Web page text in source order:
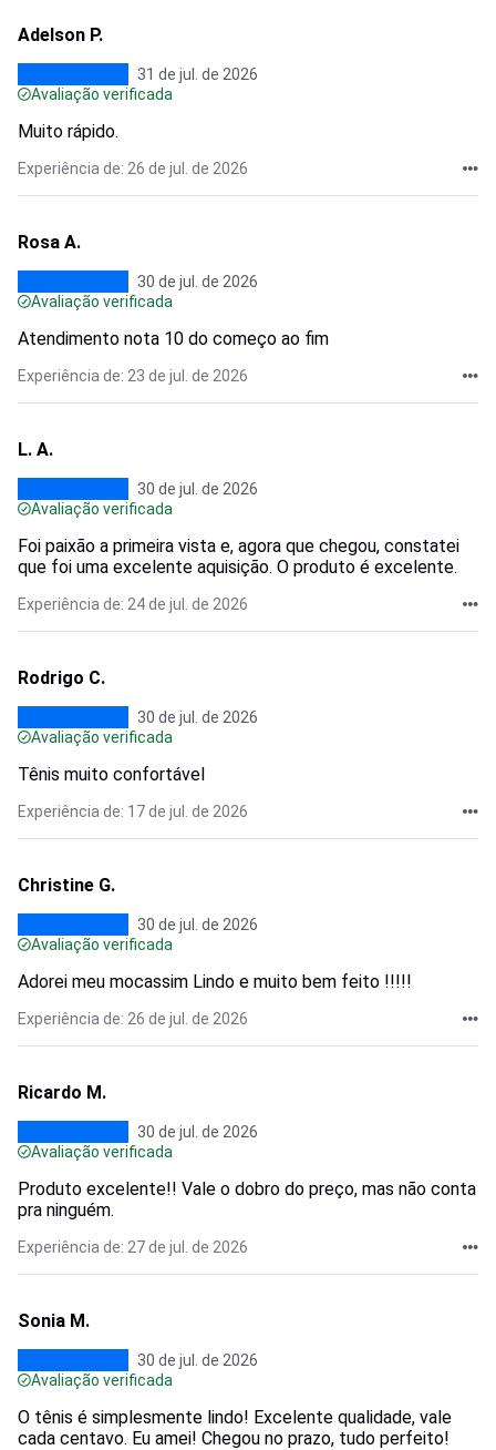
Adelson P.
31 de jul. de 2026
Avaliação verificada
Muito rápido.
Experiência de: 26 de jul. de 2026
Rosa A.
30 de jul. de 2026
Avaliação verificada
Atendimento nota 10 do começo ao fim
Experiência de: 23 de jul. de 2026
L. A.
30 de jul. de 2026
Avaliação verificada
Foi paixão a primeira vista e, agora que chegou, constatei
que foi uma excelente aquisição. O produto é excelente.
Experiência de: 24 de jul. de 2026
Rodrigo C.
30 de jul. de 2026
Avaliação verificada
Tênis muito confortável
Experiência de: 17 de jul. de 2026
Christine G.
30 de jul. de 2026
Avaliação verificada
Adorei meu mocassim Lindo e muito bem feito !!!!!
Experiência de: 26 de jul. de 2026
Ricardo M.
30 de jul. de 2026
Avaliação verificada
Produto excelente!! Vale o dobro do preço, mas não conta
pra ninguém.
Experiência de: 27 de jul. de 2026
Sonia M.
30 de jul. de 2026
Avaliação verificada
O tênis é simplesmente lindo! Excelente qualidade, vale
cada centavo. Eu amei! Chegou no prazo, tudo perfeito!